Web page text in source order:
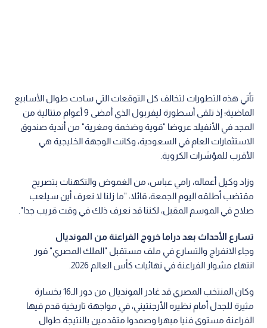
تأتي هذه التطورات لتخالف كل التوقعات التي سادت طوال الأسابيع
الماضية؛ إذ تلقى أسطورة ليفربول الذي أمضى 9 أعوام متتالية من
المجد في الأنفيلد عروضا "قوية وضخمة ومغرية" من أندية صندوق
الاستثمارات العام في السعودية، وكانت الوجهة الخليجية هي
الأقرب للمؤشرات الكروية.
وزاد وكيل أعماله، رامي عباس، من الغموض والتكهنات بتصريح
مقتضب أطلقه اليوم الجمعة، قائلا: "ما زلنا لا نعرف أين سيلعب
صلاح في الموسم المقبل، لكننا قد نعرف ذلك في وقت قريب جدا".
تسارع الأحداث بعد دراما خروج الفراعنة من المونديال
وجاء الانفراج والتسارع في ملف مستقبل "الملك المصري" فور
انتهاء مشوار الفراعنة في نهائيات كأس العالم 2026.
وكان المنتخب المصري قد غادر المونديال من دور الـ16 بخسارة
مثيرة للجدل أمام نظيره الأرجنتيني، في مواجهة تاريخية قدم فيها
الفراعنة مستوى فنيا مبهرا وصمدوا متقدمين بالنتيجة طوال